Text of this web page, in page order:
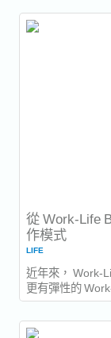
從 Work-Life
作模式
LIFE
近年來， Work-
更有彈性的
為，嚴格劃分工
每個人。與其強